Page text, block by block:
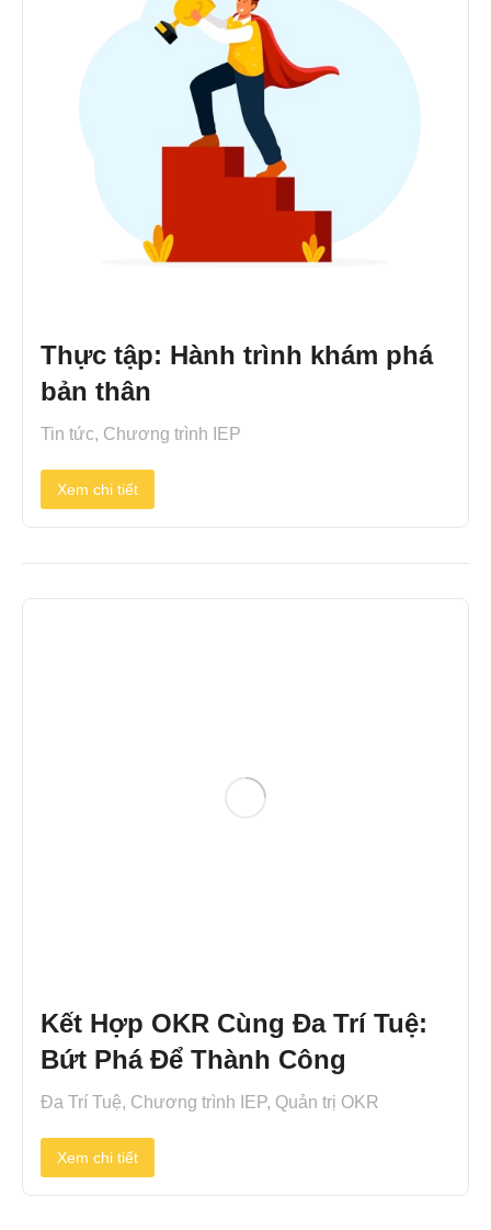
Thực tập: Hành trình khám phá
bản thân
Tin tức, Chương trình IEP
Xem chi tiết
Kết Hợp OKR Cùng Đa Trí Tuệ:
Bứt Phá Để Thành Công
Đa Trí Tuệ, Chương trình IEP, Quản trị OKR
Xem chi tiết